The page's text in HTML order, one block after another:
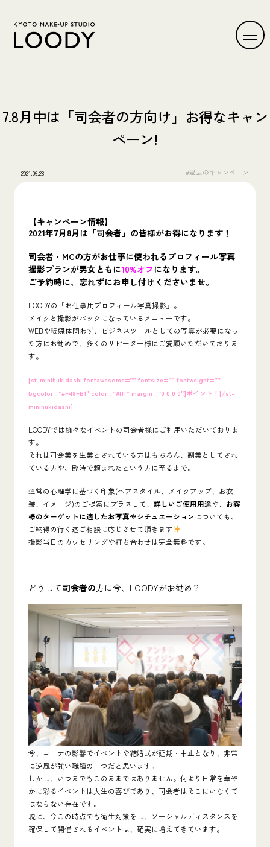
7.8月中は「司会者の方向け」お得なキャン
ペーン!
2021.06.28 #過去のキャンペーン
【キャンペーン情報】
2021年7月8月は「司会者」の皆様がお得になります！
司会者・MCの方がお仕事に使われるプロフィール写真
撮影プランが男女ともに10%オフ になります。
ご予約時に、忘れずにお申し付けくださいませ。
LOODYの『お仕事用プロフィール写真撮影』。
メイクと撮影がパックになっているメニューです。
WEBや紙媒体問わず、ビジネスツールとしての写真が必要になっ
た方にお勧めで、多くのリピーター様にご愛顧いただいておりま
す。
[st-minihukidashi fontawesome=”” fontsize=”” fontweight=””
bgcolor=”#F48FB1″ color=”#fff” margin=”0 0 0 0″]ポイント！[/st-
minihukidashi]
LOODYでは様々なイベントの司会者様にご利用いただいておりま
す。
それは司会業を生業とされている方はもちろん、副業としてされ
ている方や、臨時で頼まれたという方に至るまで。
通常の心理学に基づく印象(ヘアスタイル、メイクアップ、お衣
装、イメージ)のご提案にプラスして、 詳しいご使用用途や、 お客
様のターゲットに適したお写真やシチュエーションについても、
ご納得の行く迄ご相談に応じさせて頂きます
撮影当日のカウセリングや打ち合わせは完全無料です。
どうして司会者の方に今、LOODYがお勧め？
今、コロナの影響でイベントや結婚式が延期・中止となり、非常
に逆風が強い職種の一つだと思います。
しかし、いつまでもこのままではありません。何より日常を華や
かに彩るイベントは人生の喜びであり、司会者はそこにいなくて
はならない存在です。
現に、今この時点でも衛生対策をし、ソーシャルディスタンスを
確保して開催されるイベントは、確実に増えてきています。